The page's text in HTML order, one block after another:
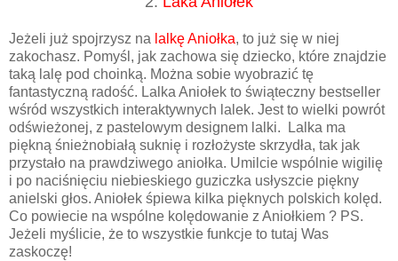
Jeżeli już spojrzysz na lalkę Aniołka, to już się w niej
zakochasz. Pomyśl, jak zachowa się dziecko, które znajdzie
taką lalę pod choinką. Można sobie wyobrazić tę
fantastyczną radość. Lalka Aniołek to świąteczny bestseller
wśród wszystkich interaktywnych lalek. Jest to wielki powrót
odświeżonej, z pastelowym designem lalki. Lalka ma
piękną śnieżnobiałą suknię i rozłożyste skrzydła, tak jak
przystało na prawdziwego aniołka. Umilcie wspólnie wigilię
i po naciśnięciu niebieskiego guziczka usłyszcie piękny
anielski głos. Aniołek śpiewa kilka pięknych polskich kolęd.
Co powiecie na wspólne kolędowanie z Aniołkiem ? PS.
Jeżeli myślicie, że to wszystkie funkcje to tutaj Was
zaskoczę!